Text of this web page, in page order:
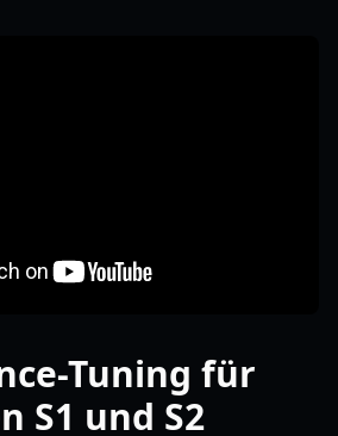
Tuning für
S1 und S2